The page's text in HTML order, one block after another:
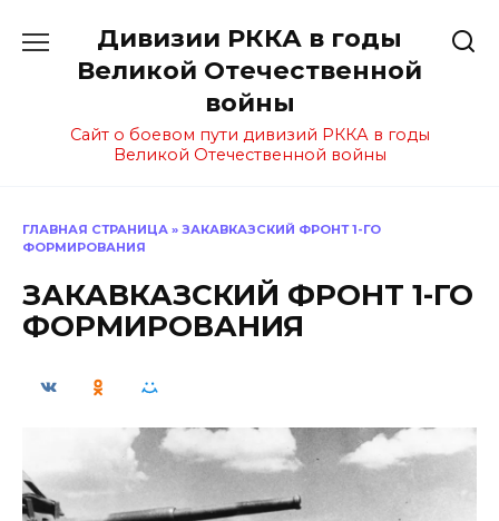
содержанию
Дивизии РККА в годы
Великой Отечественной
войны
Сайт о боевом пути дивизий РККА в годы
Великой Отечественной войны
ГЛАВНАЯ СТРАНИЦА » ЗАКАВКАЗСКИЙ ФРОНТ 1-ГО
ФОРМИРОВАНИЯ
ЗАКАВКАЗСКИЙ ФРОНТ 1-ГО
ФОРМИРОВАНИЯ